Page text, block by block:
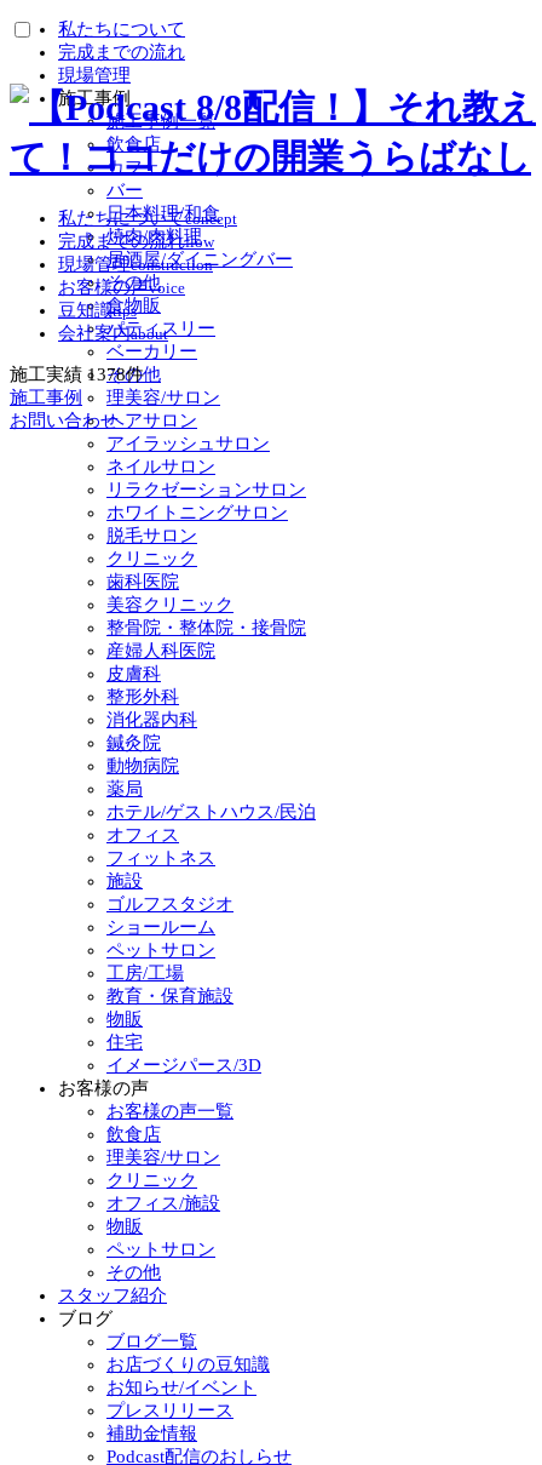
私たちについてconcept
完成までの流れflow
現場管理construction
お客様の声voice
豆知識tips
会社案内about
施工実績 1378件
施工事例
お問い合わせ
私たちについて
完成までの流れ
現場管理
施工事例
施工事例一覧
飲食店
カフェ
バー
日本料理/和食
焼肉/肉料理
居酒屋/ダイニングバー
その他
食物販
パティスリー
ベーカリー
その他
理美容/サロン
ヘアサロン
アイラッシュサロン
ネイルサロン
リラクゼーションサロン
ホワイトニングサロン
脱毛サロン
クリニック
歯科医院
美容クリニック
整骨院・整体院・接骨院
産婦人科医院
皮膚科
整形外科
消化器内科
鍼灸院
動物病院
薬局
ホテル/ゲストハウス/民泊
オフィス
フィットネス
施設
ゴルフスタジオ
ショールーム
ペットサロン
工房/工場
教育・保育施設
物販
住宅
イメージパース/3D
お客様の声
お客様の声一覧
飲食店
理美容/サロン
クリニック
オフィス/施設
物販
ペットサロン
その他
スタッフ紹介
ブログ
ブログ一覧
お店づくりの豆知識
お知らせ/イベント
プレスリリース
補助金情報
Podcast配信のおしらせ